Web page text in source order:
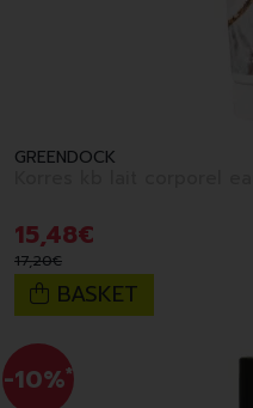
GREENDOCK
15,48€
17,20€
BASKET
-10%*